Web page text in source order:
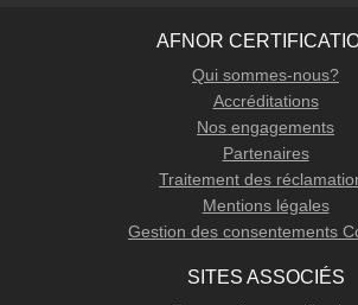
AFNOR
Qui sommes-nous?
Accréditations
Nos engagements
Partenaires
Traitement des
Mentions légales
Gestion des consentements
SITES ASSOCIÉS